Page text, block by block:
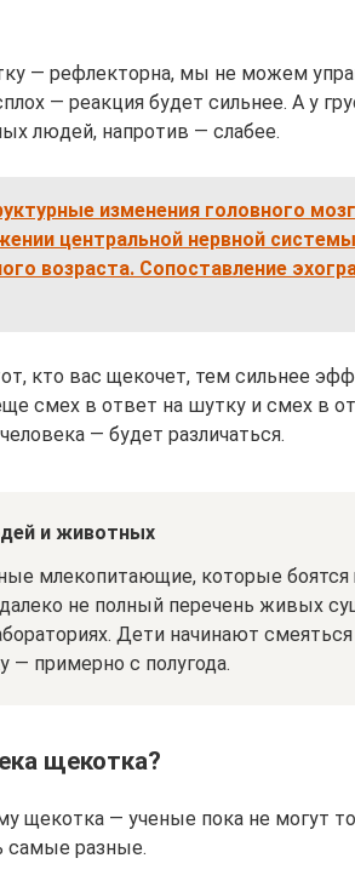
— рефлекторна, мы не можем
— реакция будет сильнее. А у
людей, напротив — слабее.
изменения головного
центральной нервной
возраста. Сопоставление
кто вас щекочет, тем сильнее
смех в ответ на шутку и смех в
— будет различаться.
и животных
млекопитающие, которые
не полный перечень живых
Дети начинают
— примерно с полугода.
щекотка?
щекотка — ученые пока не могут
самые разные.